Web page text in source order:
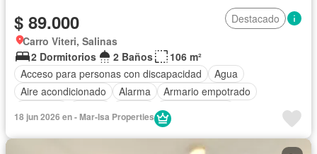
$ 89.000
Destacado
Carro Viteri, Salinas
2 Dormitorios
2 Baños
106 m²
Acceso para personas con discapacidad
Agua
Aire acondicionado
Alarma
Armario empotrado
Cocina integral
Cocina equipada
Electricidad
Jacuzzi
Conserje
18 jun 2026 en - Mar-Isa Properties